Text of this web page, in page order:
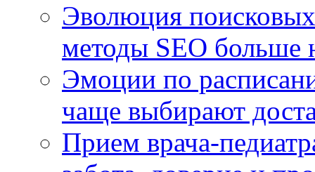
Эволюция
методы SEO больше
Эмоции по
чаще выбирают
Прием врача-